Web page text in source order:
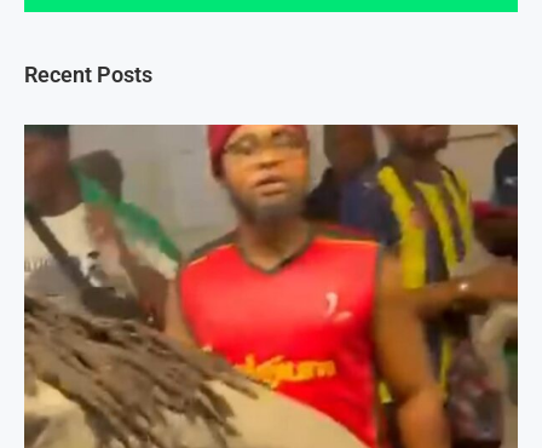
Recent Posts